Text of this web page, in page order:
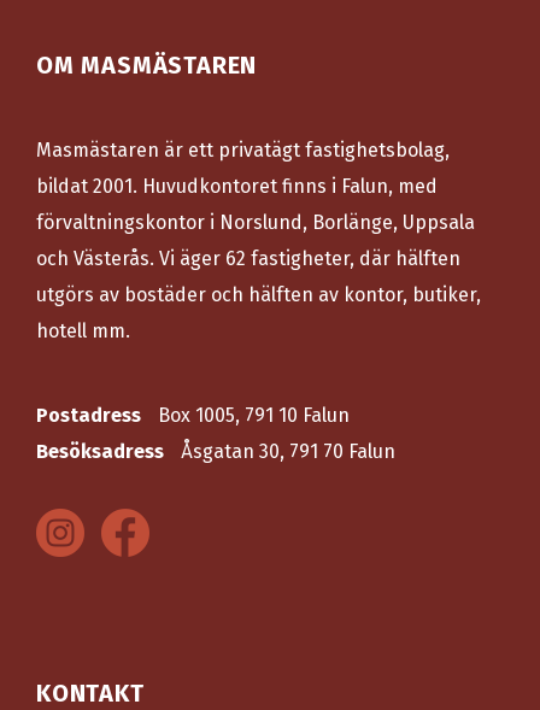
OM MASMÄSTAREN
Masmästaren är ett privatägt fastighetsbolag,
bildat 2001. Huvudkontoret finns i Falun, med
förvaltningskontor i Norslund, Borlänge, Uppsala
och Västerås. Vi äger 62 fastigheter, där hälften
utgörs av bostäder och hälften av kontor, butiker,
hotell mm.
Postadress
Box 1005, 791 10 Falun
Besöksadress
Åsgatan 30, 791 70 Falun
KONTAKT